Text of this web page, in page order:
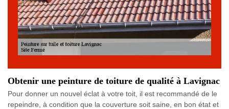
Obtenir une peinture de toiture de qualité à Lavignac
Pour donner un nouvel éclat à votre toit, il est recommandé de le
repeindre, à condition que la couverture soit saine, en bon état et